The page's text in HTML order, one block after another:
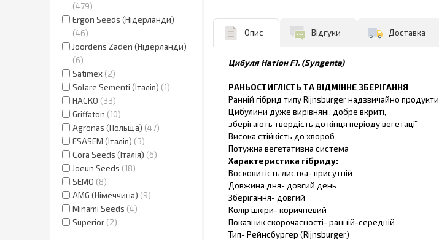
479
Ergon Seeds (Нідерланди)
46
Joordens Zaden (Нідерланди)
6
Satimex 2
Solare Sementi (Італія) 1
НАСКО
33
Griffaton 10
Agronas (Польща) 47
ESASEM (Італія)
3
Cora Seeds (Італія)
6
Joeun Seeds 18
SEMO
8
AMG (Німеччина)
9
Minami Seeds 4
Superior 2
Опис Відгуки Доставка
Цибуля Натіон F1. (Syngenta)
РАНЬОСТИГЛІСТЬ ТА ВІДМІННЕ ЗБЕРІГАННЯ
Ранній гібрид типу Rijnsburger надзвичайно
Цибулини дуже вирівняні, добре вкриті,
зберігають твердість до кінця періоду вегетації
Висока стійкість до хвороб
Потужна вегетативна система
Характеристика гібриду:
Восковитість листка- присутній
Довжина дня- довгий день
Зберігання- довгий
Колір шкіри- коричневий
Показник скорочасності- ранній-середній
Тип- Рейнсбургер (Rijnsburger)